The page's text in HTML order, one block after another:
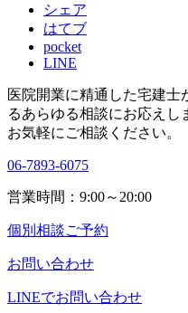
シェア
はてブ
pocket
LINE
医院開業に精通した宅建士
るあらゆる相談にお応えし
お気軽にご相談ください。
06-7893-6075
営業時間：9:00～20:00
個別相談ご予約
お問い合わせ
LINEでお問い合わせ